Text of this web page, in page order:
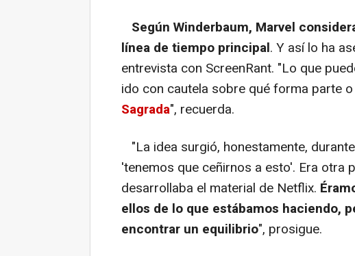
Según Winderbaum, Marvel
línea de tiempo principal. Y así lo ha
entrevista con ScreenRant. "Lo que
ido con cautela sobre qué forma parte
Sagrada", recuerda.
"La idea surgió, honestamente,
'tenemos que ceñirnos a esto'. Era otra
desarrollaba el material de Netflix.
ellos de lo que estábamos haciendo,
encontrar un equilibrio", prosigue.